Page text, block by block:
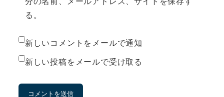
る。
新しいコメントをメールで通知
新しい投稿をメールで受け取る